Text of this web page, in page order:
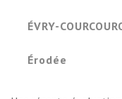
ÉVRY-
Érodée